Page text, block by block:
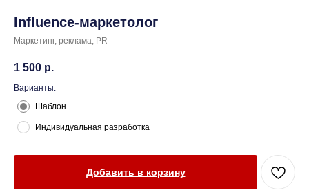
Influence-маркетолог
Маркетинг, реклама, PR
1 500 р.
Варианты:
Шаблон
Индивидуальная разработка
Добавить в корзину